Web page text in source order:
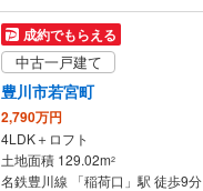
成約でもらえる
中古一戸建て
豊川市若宮町
2,790万円
4LDK＋ロフト
土地面積 129.02m2
名鉄豊川線 「稲荷口」駅 徒歩9分